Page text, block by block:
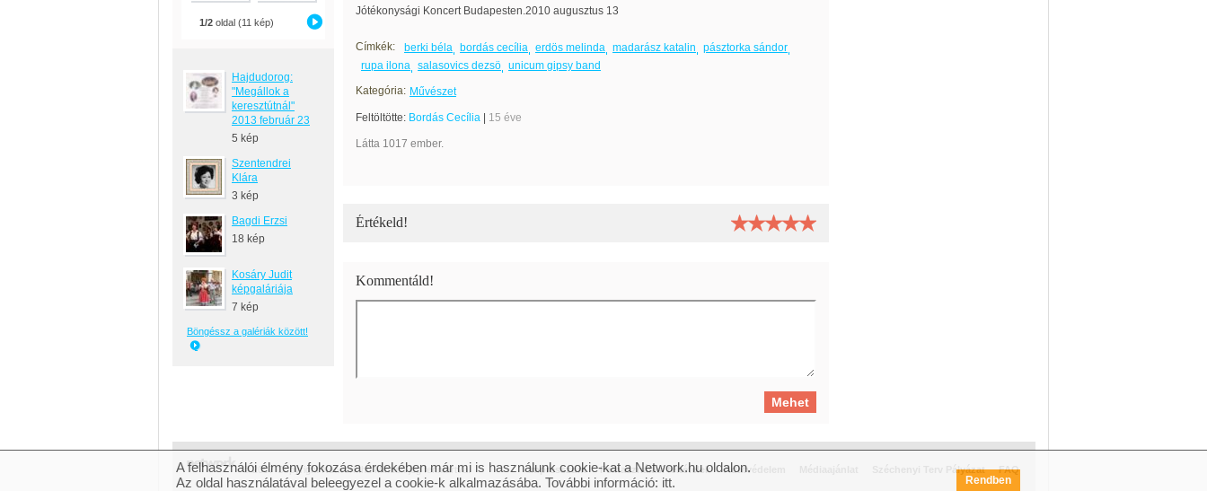
1/2oldal (11 kép)
Hajdudorog:
"Megállok a
keresztútnál"
2013 február 23
5 kép
Szentendrei
Klára
3 kép
Bagdi Erzsi
18 kép
Kosáry Judit
képgaláriája
7 kép
Böngéssz a galériák között!
Jótékonysági Koncert Budapesten.2010 augusztus 13
Címkék: berki béla bordás cecília erdös melinda madarász katalin
pásztorka sándor
rupa ilona salasovics dezsö unicum gipsy band
Kategória: Művészet
Feltöltötte: Bordás Cecília 15 éve
Látta 1017 ember.
Értékeld!
Kommentáld!
© 2007 Copyright Network.hu Minden jog fenntartva. Impresszum Felhasználási feltételek Adatvédelem Széchenyi Terv Pályázat FAQ
A felhasználói élmény fokozása érdekében már mi is használunk cookie-kat a Network.hu oldalon.
Az oldal használatával beleegyezel a cookie-k alkalmazásába. További információ: itt. Rendben